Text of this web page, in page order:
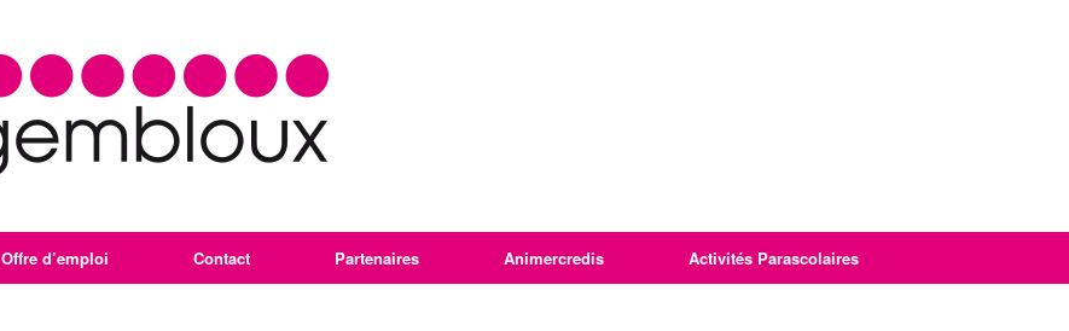
Offre d’emploi Contact Partenaires Animercredis Activités Parascolaires